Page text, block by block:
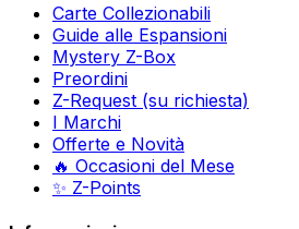
Carte Collezionabili
Guide alle Espansioni
Mystery Z-Box
Preordini
Z-Request (su richiesta)
I Marchi
Offerte e Novità
🔥 Occasioni del Mese
✨ Z-Points